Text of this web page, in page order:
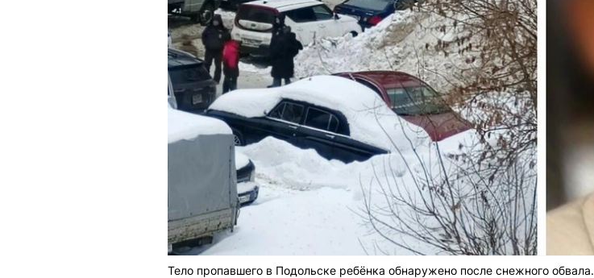
Тело пропавшего в Подольске ребёнка обнаружено после снежного обвала.